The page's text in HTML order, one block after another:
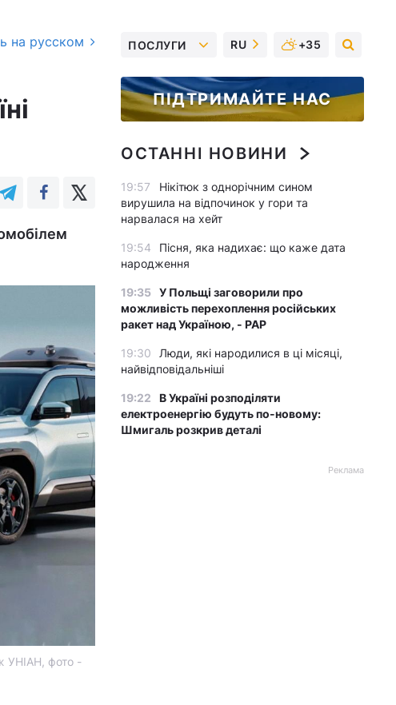
на русском
УНІАН, фото -
ПОСЛУГИ RU +35
ПІДТРИМАЙТЕ НАС
ОСТАННІ НОВИНИ
19:57
Нікітюк з однорічним сином
вирушила на відпочинок у гори та
нарвалася на хейт
19:54
Пісня, яка надихає: що каже дата
народження
19:35 У Польщі заговорили про
можливість перехоплення російських
ракет над Україною, - PAP
19:30
Люди, які народилися в ці місяці,
найвідповідальніші
19:22
В Україні розподіляти
електроенергію будуть по-новому:
Шмигаль розкрив деталі
Реклама